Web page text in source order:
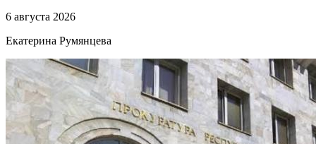
6 августа 2026
Екатерина Румянцева